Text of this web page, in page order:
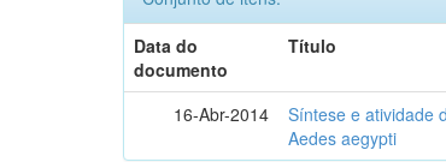
Data do
documento
Título
16-Abr-2014
Síntese e atividade
Aedes aegypti